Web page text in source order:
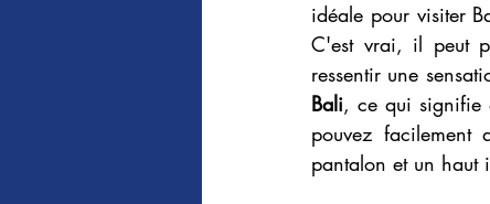
idéale pour visiter
C'est vrai, il peut
ressentir une
Bali, ce qui signifie
pouvez facilement
pantalon et un haut